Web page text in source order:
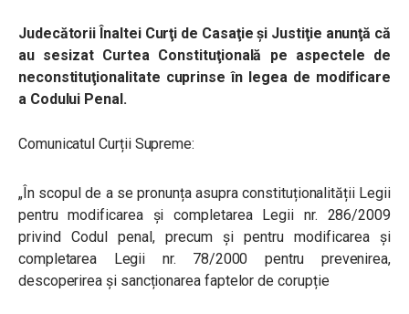
Judecătorii Înaltei Curţi de Casaţie şi Justiţie anunţă că
au sesizat Curtea Constituţională pe aspectele de
neconstituţionalitate cuprinse în legea de modificare
a Codului Penal.
Comunicatul Curții Supreme:
„În scopul de a se pronunța asupra constituționalității Legii
pentru modificarea și completarea Legii nr. 286/2009
privind Codul penal, precum și pentru modificarea și
completarea Legii nr. 78/2000 pentru prevenirea,
descoperirea și sancționarea faptelor de corupție